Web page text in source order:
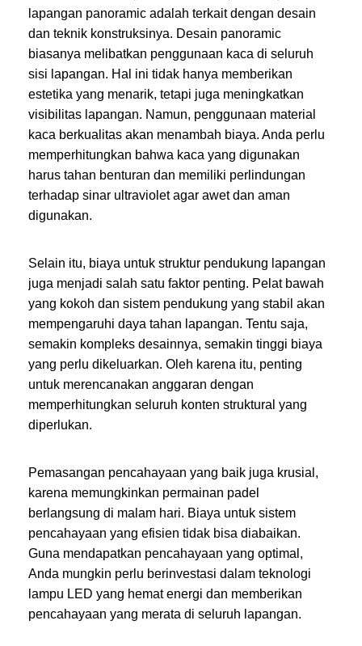
lapangan panoramic adalah terkait dengan desain
dan teknik konstruksinya. Desain panoramic
biasanya melibatkan penggunaan kaca di seluruh
sisi lapangan. Hal ini tidak hanya memberikan
estetika yang menarik, tetapi juga meningkatkan
visibilitas lapangan. Namun, penggunaan material
kaca berkualitas akan menambah biaya. Anda perlu
memperhitungkan bahwa kaca yang digunakan
harus tahan benturan dan memiliki perlindungan
terhadap sinar ultraviolet agar awet dan aman
digunakan.
Selain itu, biaya untuk struktur pendukung lapangan
juga menjadi salah satu faktor penting. Pelat bawah
yang kokoh dan sistem pendukung yang stabil akan
mempengaruhi daya tahan lapangan. Tentu saja,
semakin kompleks desainnya, semakin tinggi biaya
yang perlu dikeluarkan. Oleh karena itu, penting
untuk merencanakan anggaran dengan
memperhitungkan seluruh konten struktural yang
diperlukan.
Pemasangan pencahayaan yang baik juga krusial,
karena memungkinkan permainan padel
berlangsung di malam hari. Biaya untuk sistem
pencahayaan yang efisien tidak bisa diabaikan.
Guna mendapatkan pencahayaan yang optimal,
Anda mungkin perlu berinvestasi dalam teknologi
lampu LED yang hemat energi dan memberikan
pencahayaan yang merata di seluruh lapangan.